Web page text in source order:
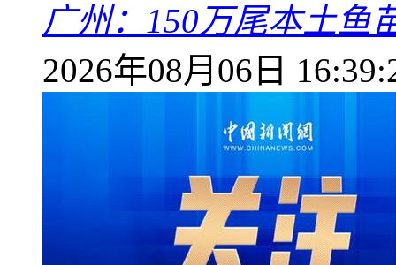
广州：150万尾本土鱼
2026年08月06日